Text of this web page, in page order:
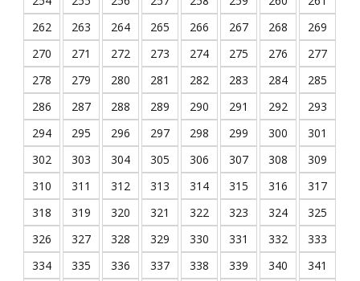
262
263 264 265 266 267 268
269
270
271 272 273 274 275 276
277
278
279 280 281 282 283 284
285
286
287 288 289 290 291 292
293
294
295 296 297 298 299 300
301
302
303 304 305 306 307 308
309
310
311 312 313 314 315 316
317
318
319 320 321 322 323 324
325
326
327 328 329 330 331 332
333
334
335 336 337 338 339 340
341